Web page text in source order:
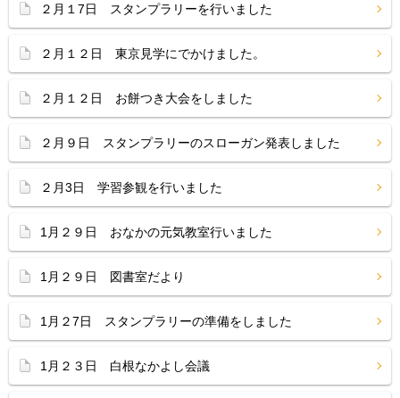
２月１7日 スタンプラリーを行いました
２月１２日 東京見学にでかけました。
２月１２日 お餅つき大会をしました
２月９日 スタンプラリーのスローガン発表しました
２月3日 学習参観を行いました
1月２９日 おなかの元気教室行いました
1月２９日 図書室だより
1月２7日 スタンプラリーの準備をしました
1月２３日 白根なかよし会議